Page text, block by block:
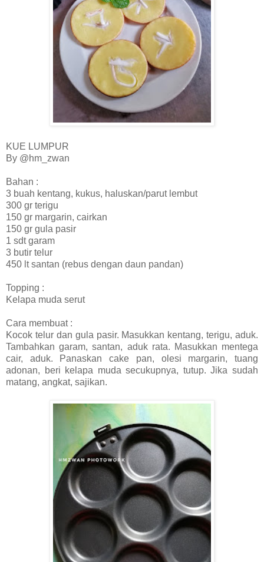
KUE LUMPUR
By @hm_zwan
Bahan :
3 buah kentang, kukus, haluskan/parut lembut
300 gr terigu
150 gr margarin, cairkan
150 gr gula pasir
1 sdt garam
3 butir telur
450 lt santan (rebus dengan daun pandan)
Topping :
Kelapa muda serut
Cara membuat :
Kocok telur dan gula pasir. Masukkan kentang, terigu, aduk.
Tambahkan garam, santan, aduk rata. Masukkan mentega
cair, aduk. Panaskan cake pan, olesi margarin, tuang
adonan, beri kelapa muda secukupnya, tutup. Jika sudah
matang, angkat, sajikan.